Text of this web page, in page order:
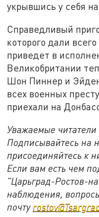
укрывшись у себя
Справедливый
которого дали
приведет в
Великобритании
Шон Пиннер и
всех военных
приехали на
Уважаемые
Подписывайтесь на
присоединяйтесь к
Если вам есть чем
"Царьград-Ростов-
наблюдения,
почту